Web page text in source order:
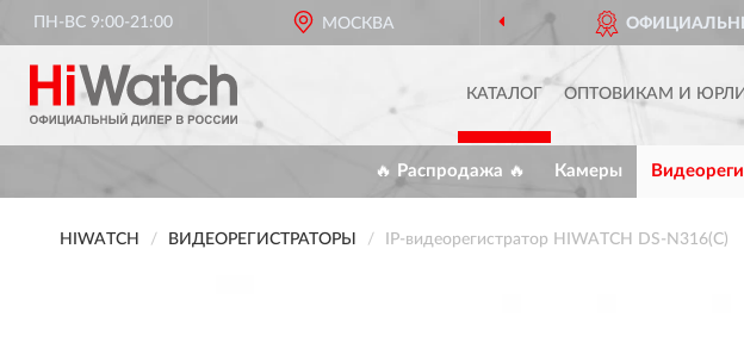
ПН-ВС 9:00-21:00 МОСКВА
КАТАЛОГ ОПТОВИКАМ И
🔥 Распродажа 🔥 Камеры
HIWATCH ВИДЕОРЕГИСТРАТОРЫ IP-видеорегистратор HIWATCH DS-N316(С)